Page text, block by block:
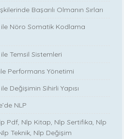
Başarılı Olmanın Sırları
ile Nöro Somatik Kodlama
Temsil Sistemleri
Performans Yönetimi
Değişimin Sihirli Yapısı
NLP
Pdf, Nlp Kitap, Nlp Sertifika, Nlp
Teknik, Nlp Değişim